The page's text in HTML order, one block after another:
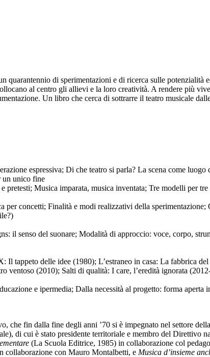
quarantennio di sperimentazioni e di ricerca sulle
al centro gli allievi e la loro creatività. A rendere più
Un libro che cerca di sottrarre il teatro musicale
espressiva; Di che teatro si parla? La scena come
un unico fine
pretesti; Musica imparata, musica inventata; Tre modelli per tre
per concetti; Finalità e modi realizzativi della
il senso del suonare; Modalità di approccio: voce, corpo,
Il tappeto delle idee (1980); L’estraneo in casa: La fabbrica
ventoso (2010); Salti di qualità: I care, l’eredità ignorata
e ipermedia; Dalla necessità al progetto: forma aperta
che fin dalla fine degli anni ’70 si è impegnato nel settore
di cui è stato presidente territoriale e membro del Direttivo
(La Scuola Editrice, 1985) in collaborazione col
collaborazione con Mauro Montalbetti, e Musica d’insieme